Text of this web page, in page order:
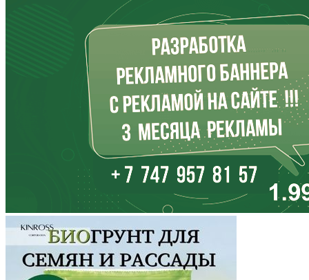
Иркутская область
Кабардино-Балкария
Калининградская область
Калмыкия
Калужская область
Камчатский край
Карачаево-Черкесия
Карелия
Кемеровская область